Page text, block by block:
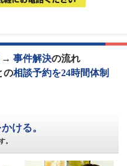
事件解決の流れ
の相談予約を24時間体制
ける。
。